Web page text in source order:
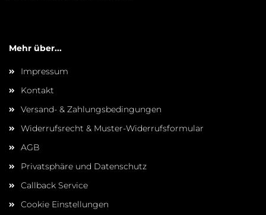
Mehr über...
Impressum
Kontakt
Versand- & Zahlungsbedingungen
Widerrufsrecht & Muster-Widerrufsformular
AGB
Privatsphäre und Datenschutz
Callback Service
Cookie Einstellungen